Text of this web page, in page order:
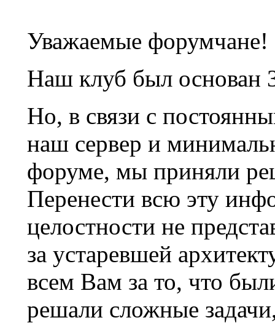
Уважаемые форумчане!
Наш клуб был основан
Но, в связи с
наш сервер и
форуме, мы приняли
Перенести всю эту
целостности не
за устаревшей
всем Вам за то, что
решали сложные